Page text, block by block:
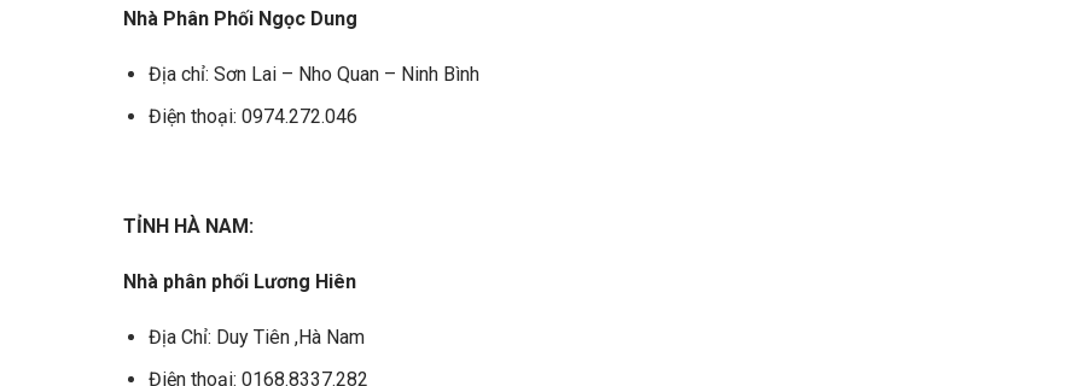
Nhà Phân Phối Ngọc Dung
Địa chỉ: Sơn Lai – Nho Quan – Ninh Bình
Điện thoại: 0974.272.046
TỈNH HÀ NAM:
Nhà phân phối Lương Hiên
Địa Chỉ: Duy Tiên ,Hà Nam
Điện thoại: 0168.8337.282